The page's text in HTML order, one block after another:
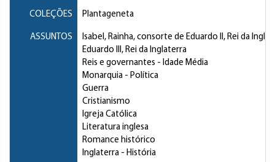
COLEÇÕES Plantageneta
ASSUNTOS
Isabel, Rainha, consorte de Eduardo II, Rei da
Eduardo III, Rei da Inglaterra
Reis e governantes - Idade Média
Monarquia - Política
Guerra
Cristianismo
Igreja Católica
Literatura inglesa
Romance histórico
Inglaterra - História